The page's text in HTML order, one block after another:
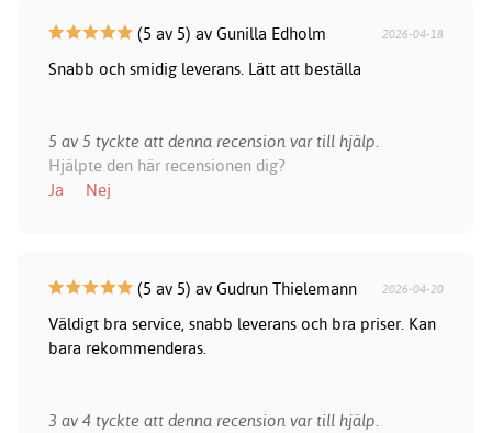
(5 av 5) av Gunilla Edholm 2026-04-18
Snabb och smidig leverans. Lätt att beställa
5 av 5 tyckte att denna recension var till hjälp.
Hjälpte den här recensionen dig?
Ja
Nej
(5 av 5) av Gudrun Thielemann 2026-04-20
Väldigt bra service, snabb leverans och bra priser. Kan
bara rekommenderas.
3 av 4 tyckte att denna recension var till hjälp.